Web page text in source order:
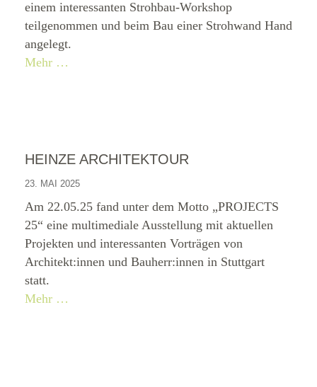
einem interessanten Strohbau-Workshop
teilgenommen und beim Bau einer Strohwand Hand
angelegt.
Mehr …
HEINZE ARCHITEKTOUR
23. MAI 2025
Am 22.05.25 fand unter dem Motto „PROJECTS
25“ eine multimediale Ausstellung mit aktuellen
Projekten und interessanten Vorträgen von
Architekt:innen und Bauherr:innen in Stuttgart
statt.
Mehr …